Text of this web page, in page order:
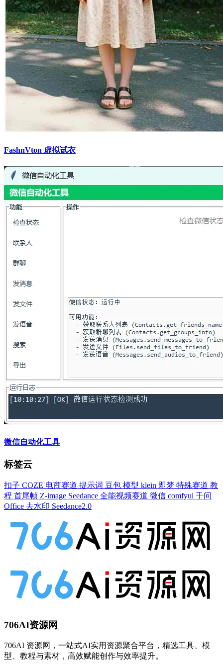
FashnVton 虚拟试衣
微信自动化工具
标签云
扣子 COZE 电商赛道 提示词 豆包 模型 klein 即梦 特殊赛道 教
程 首尾帧 Z-image Seedance 全能视频赛道 微信 comfyui 千问
Office 去水印 Seedance2.0
706AI资源网
706AI 资源网，一站式AI实用资源聚合平台，精选工具、模
型、教程与素材，高效赋能创作与效率提升。